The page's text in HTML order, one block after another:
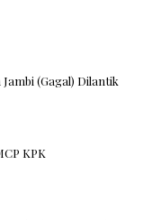
(Gagal) Dilantik
KPK